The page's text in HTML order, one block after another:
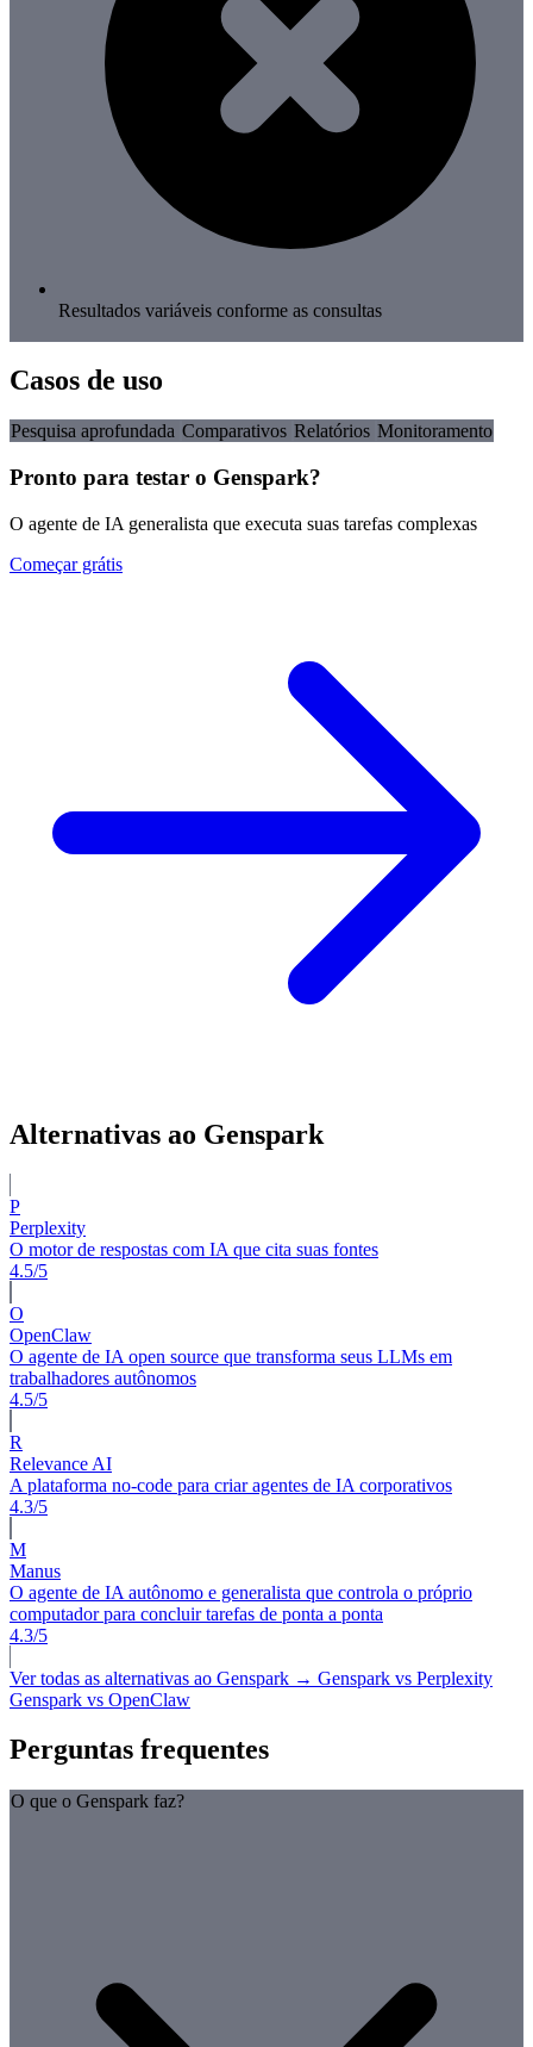
Resultados variáveis conforme as consultas
Casos de uso
Pesquisa aprofundada Comparativos Relatórios Monitoramento
Pronto para testar o Genspark?
O agente de IA generalista que executa suas tarefas complexas
Começar grátis
Alternativas ao Genspark
P
Perplexity
O motor de respostas com IA que cita suas fontes
4.5/5
O
OpenClaw
O agente de IA open source que transforma seus LLMs em
trabalhadores autônomos
4.5/5
R
Relevance AI
A plataforma no-code para criar agentes de IA corporativos
4.3/5
M
Manus
O agente de IA autônomo e generalista que controla o próprio
computador para concluir tarefas de ponta a ponta
4.3/5
Ver todas as alternativas ao Genspark → Genspark vs Perplexity
Genspark vs OpenClaw
Perguntas frequentes
O que o Genspark faz?